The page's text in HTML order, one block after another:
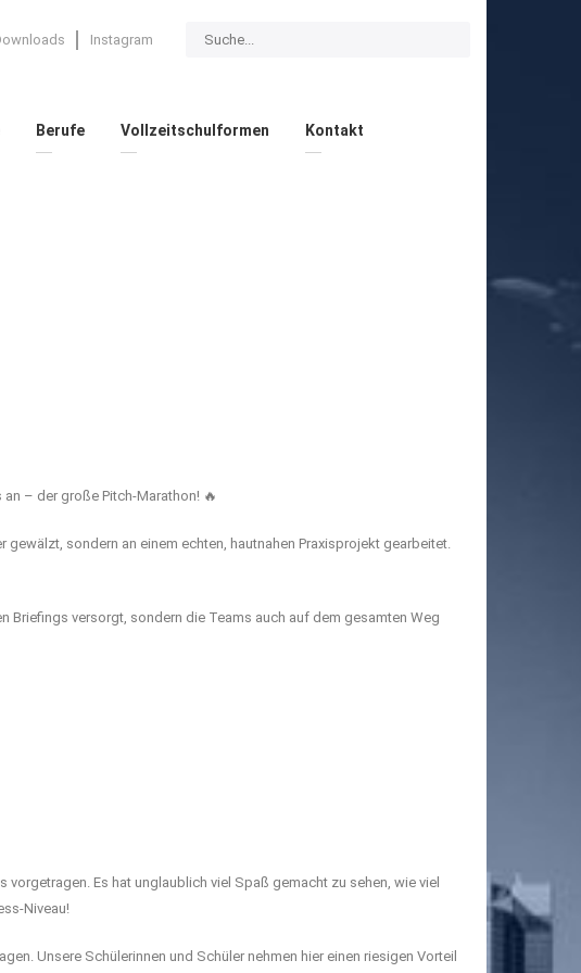
Instagram
Berufe Vollzeitschulformen Kontakt
– der große Pitch-Marathon! 🔥
sondern an einem echten, hautnahen Praxisprojekt gearbeitet.
Briefings versorgt, sondern die Teams auch auf dem gesamten Weg
Es hat unglaublich viel Spaß gemacht zu sehen, wie viel
Niveau!
Unsere Schülerinnen und Schüler nehmen hier einen riesigen Vorteil